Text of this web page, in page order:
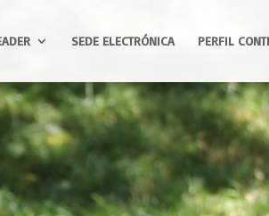
SEDE ELECTRÓNICA PERFIL